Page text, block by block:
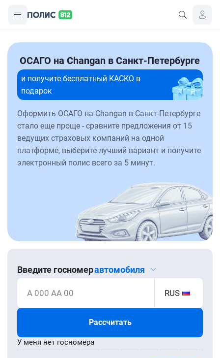
ОСАГО на Changan в Санкт-Петербурге
и получите бесплатный КАСКО в
подарок
Оформить ОСАГО на Changan в Санкт-Петербурге
стало еще проще - сравните предложения от 15
ведущих страховых компаний на одной
платформе, выберите лучший вариант и получите
электронный полис всего за 5 минут.
Введите госномеравтомобиля
А 000 АА 00 RUS
Рассчитать
У меня нет госномера